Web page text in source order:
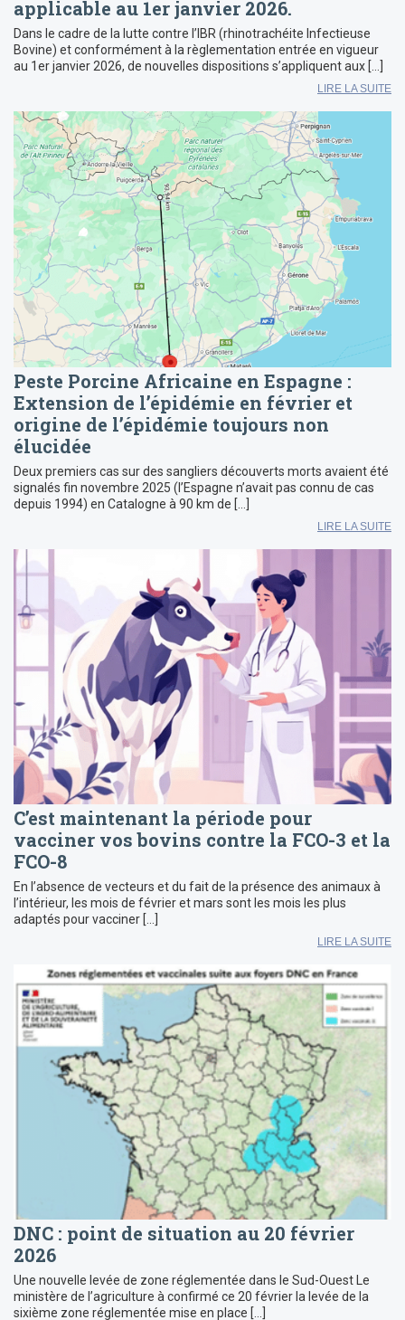
applicable au 1er janvier 2026.
Dans le cadre de la lutte contre l’IBR (rhinotrachéite Infectieuse
Bovine) et conformément à la règlementation entrée en vigueur
au 1er janvier 2026, de nouvelles dispositions s’appliquent aux […]
LIRE LA SUITE
Peste Porcine Africaine en Espagne :
Extension de l’épidémie en février et
origine de l’épidémie toujours non
élucidée
Deux premiers cas sur des sangliers découverts morts avaient été
signalés fin novembre 2025 (l’Espagne n’avait pas connu de cas
depuis 1994) en Catalogne à 90 km de […]
LIRE LA SUITE
C’est maintenant la période pour
vacciner vos bovins contre la FCO-3 et la
FCO-8
En l’absence de vecteurs et du fait de la présence des animaux à
l’intérieur, les mois de février et mars sont les mois les plus
adaptés pour vacciner […]
LIRE LA SUITE
DNC : point de situation au 20 février
2026
Une nouvelle levée de zone réglementée dans le Sud-Ouest Le
ministère de l’agriculture à confirmé ce 20 février la levée de la
sixième zone réglementée mise en place […]